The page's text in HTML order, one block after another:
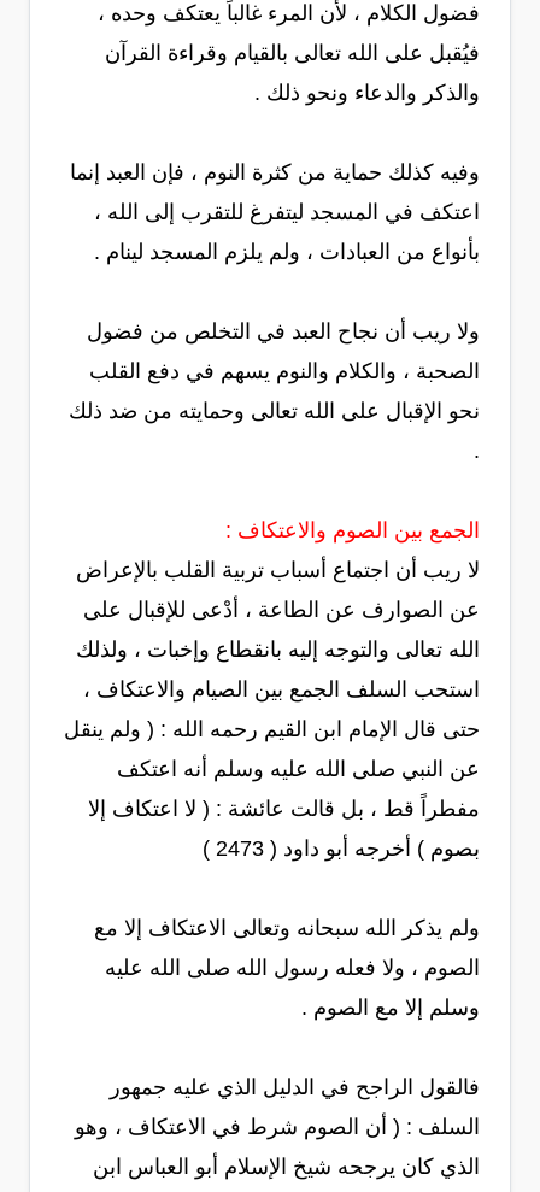
فضول الكلام ، لأن المرء غالباً يعتكف وحده ،
فيُقبل على الله تعالى بالقيام وقراءة القرآن
والذكر والدعاء ونحو ذلك .
وفيه كذلك حماية من كثرة النوم ، فإن العبد إنما
اعتكف في المسجد ليتفرغ للتقرب إلى الله ،
بأنواع من العبادات ، ولم يلزم المسجد لينام .
ولا ريب أن نجاح العبد في التخلص من فضول
الصحبة ، والكلام والنوم يسهم في دفع القلب
نحو الإقبال على الله تعالى وحمايته من ضد ذلك
.
الجمع بين الصوم والاعتكاف :
لا ريب أن اجتماع أسباب تربية القلب بالإعراض
عن الصوارف عن الطاعة ، أدْعى للإقبال على
الله تعالى والتوجه إليه بانقطاع وإخبات ، ولذلك
استحب السلف الجمع بين الصيام والاعتكاف ،
حتى قال الإمام ابن القيم رحمه الله : ( ولم ينقل
عن النبي صلى الله عليه وسلم أنه اعتكف
مفطراً قط ، بل قالت عائشة : ( لا اعتكاف إلا
بصوم ) أخرجه أبو داود ( 2473 )
ولم يذكر الله سبحانه وتعالى الاعتكاف إلا مع
الصوم ، ولا فعله رسول الله صلى الله عليه
وسلم إلا مع الصوم .
فالقول الراجح في الدليل الذي عليه جمهور
السلف : ( أن الصوم شرط في الاعتكاف ، وهو
الذي كان يرجحه شيخ الإسلام أبو العباس ابن